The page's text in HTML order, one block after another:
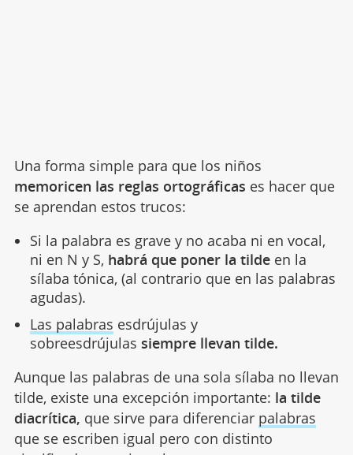
Una forma simple para que los niños
memoricen las reglas ortográficas es hacer que
se aprendan estos trucos:
Si la palabra es grave y no acaba ni en vocal,
ni en N y S, habrá que poner la tildeen la
sílaba tónica, (al contrario que en las palabras
agudas).
Las palabras esdrújulas y
sobreesdrújulas siempre llevan tilde.
Aunque las palabras de una sola sílaba no llevan
tilde, existe una excepción importante: la tilde
diacrítica, que sirve para diferenciar palabras
que se escriben igual pero con distinto